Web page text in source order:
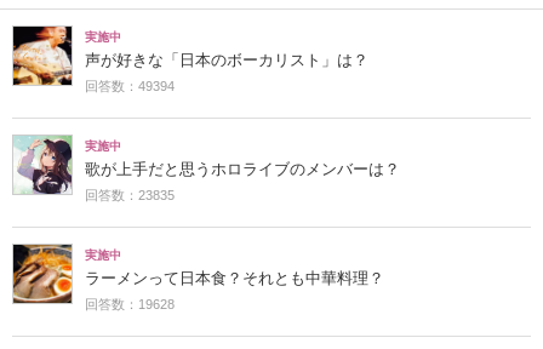
実施中
声が好きな「日本のボーカリスト」は？
回答数：49394
実施中
歌が上手だと思うホロライブのメンバーは？
回答数：23835
実施中
ラーメンって日本食？それとも中華料理？
回答数：19628